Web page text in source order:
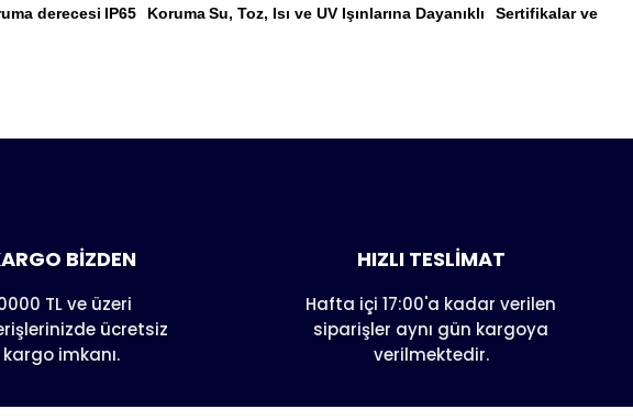
derecesi IP65 KorumaSu, Toz, Isı ve UV Işınlarına Dayanıklı Sertifikalar ve
Yorum Yaz
Soru Sor
yetersiz gördüğünüz noktaları öneri formunu kullanarak
BİZDEN
TL ve üzeri
ücretsiz
kargo imkanı.
HIZLI TESLİMAT
Hafta içi 17:00'a kadar verilen
siparişler aynı gün kargoya
verilmektedir.